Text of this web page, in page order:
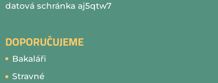
datová schránka aj5qtw7
DOPORUČUJEME
Bakaláři
Stravné